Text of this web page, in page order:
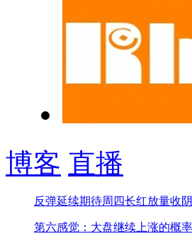
博客 直播
反弹延续期待周四长红放量收
第六感觉：大盘继续上涨的概